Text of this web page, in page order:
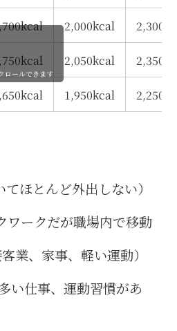
2,000kcal
2,050kcal
1,950kcal
ロールできます
ほとんど外出しない）
ワークだが職場内で移動
業、家事、軽い運動）
い仕事、運動習慣があ